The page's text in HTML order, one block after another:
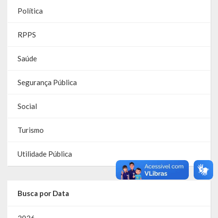
RPPS
RREO
PPA
Transparência
Apresentação
Política
RPPS
Saúde
Segurança Pública
Social
Turismo
Utilidade Pública
Busca por Data